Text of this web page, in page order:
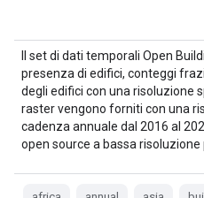
Il set di dati temporali Open
presenza di edifici, conteggi
degli edifici con una risoluzione
raster vengono forniti con una
cadenza annuale dal 2016 al
open source a bassa risoluzione